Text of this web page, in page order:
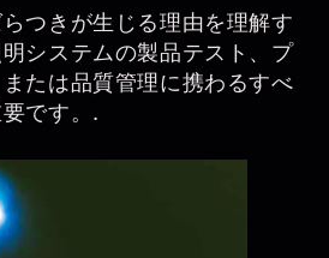
つきが生じる理由を理解す
システムの製品テスト、プ
たは品質管理に携わるすべ
です。.